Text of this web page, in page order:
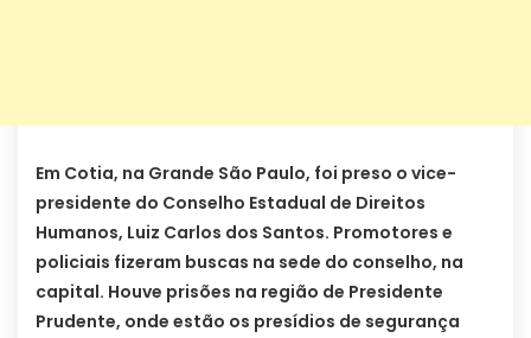
Em Cotia, na Grande São Paulo, foi preso o vice-
presidente do Conselho Estadual de Direitos
Humanos, Luiz Carlos dos Santos. Promotores e
policiais fizeram buscas na sede do conselho, na
capital. Houve prisões na região de Presidente
Prudente, onde estão os presídios de segurança